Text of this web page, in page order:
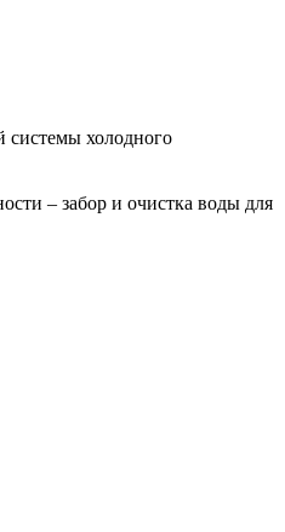
холодного
– забор и очистка воды для